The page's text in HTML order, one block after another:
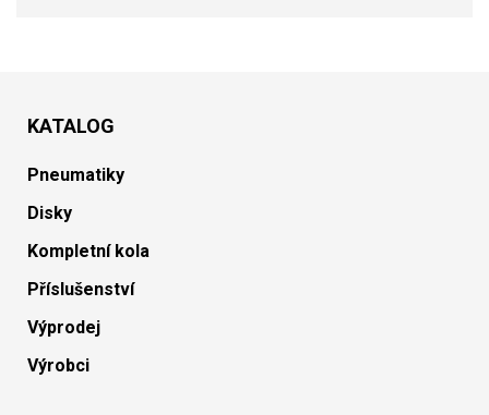
KATALOG
Pneumatiky
Disky
Kompletní kola
Příslušenství
Výprodej
Výrobci